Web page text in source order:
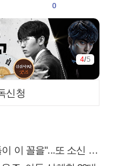
0
4/5
신청
꼴을"...또 소신 발언